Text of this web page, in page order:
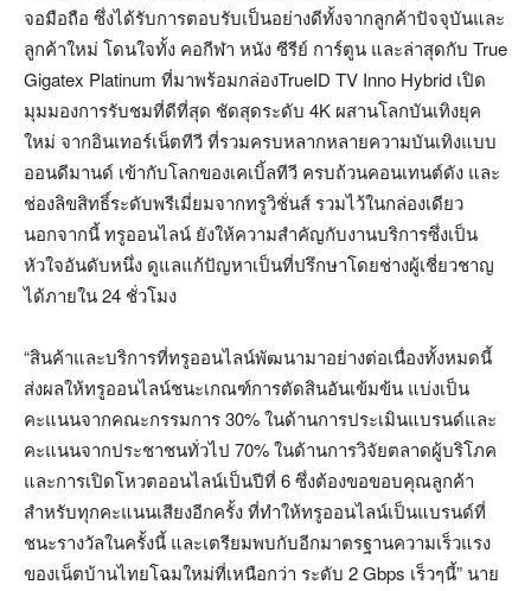
จอมือถือ ซึ่งได้รับการตอบรับเป็นอย่างดีทั้งจากลูกค้าปัจจุบันและ
ลูกค้าใหม่ โดนใจทั้ง คอกีฬา หนัง ซีรีย์ การ์ตูน และล่าสุดกับ True
Gigatex Platinum ที่มาพร้อมกล่องTrueID TV Inno Hybrid เปิด
มุมมองการรับชมที่ดีที่สุด ชัดสุดระดับ 4K ผสานโลกบันเทิงยุค
ใหม่ จากอินเทอร์เน็ตทีวี ที่รวมครบหลากหลายความบันเทิงแบบ
ออนดีมานด์ เข้ากับโลกของเคเบิ้ลทีวี ครบถ้วนคอนเทนต์ดัง และ
ช่องลิขสิทธิ์ระดับพรีเมี่ยมจากทรูวิชั่นส์ รวมไว้ในกล่องเดียว
นอกจากนี้ ทรูออนไลน์ ยังให้ความสำคัญกับงานบริการซึ่งเป็น
หัวใจอันดับหนึ่ง ดูแลแก้ปัญหาเป็นที่ปรึกษาโดยช่างผู้เชี่ยวชาญ
ได้ภายใน 24 ชั่วโมง
“สินค้าและบริการที่ทรูออนไลน์พัฒนามาอย่างต่อเนื่องทั้งหมดนี้
ส่งผลให้ทรูออนไลน์ชนะเกณฑ์การตัดสินอันเข้มข้น แบ่งเป็น
คะแนนจากคณะกรรมการ 30% ในด้านการประเมินแบรนด์และ
คะแนนจากประชาชนทั่วไป 70% ในด้านการวิจัยตลาดผู้บริโภค
และการเปิดโหวตออนไลน์เป็นปีที่ 6 ซึ่งต้องขอขอบคุณลูกค้า
สำหรับทุกคะแนนเสียงอีกครั้ง ที่ทำให้ทรูออนไลน์เป็นแบรนด์ที่
ชนะรางวัลในครั้งนี้ และเตรียมพบกับอีกมาตรฐานความเร็วแรง
ของเน็ตบ้านไทยโฉมใหม่ที่เหนือกว่า ระดับ 2 Gbps เร็วๆนี้” นาย